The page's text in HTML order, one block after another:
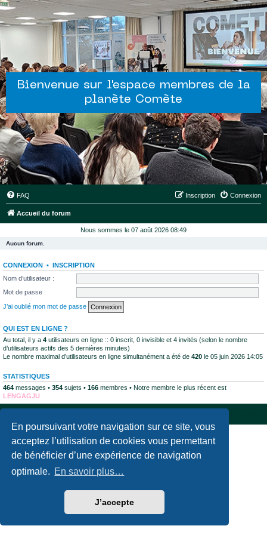
En poursuivant votre navigation sur ce site, vous
acceptez l’utilisation de cookies vous permettant
de bénéficier d’une expérience de navigation
optimale. En savoir plus…
J’accepte
Bienvenue sur l'espace membres de la
planète Comète
FAQ Connexion
Inscription
Accueil du forum
Nous sommes le 07 août 2026 08:49
Aucun forum.
CONNEXION • INSCRIPTION
Nom d’utilisateur :
Mot de passe :
J’ai oublié mon mot de passe
QUI EST EN LIGNE ?
Au total, il y a 4 utilisateurs en ligne :: 0 inscrit, 0 invisible et 4 invités (selon le nombre
d’utilisateurs actifs des 5 dernières minutes)
Le nombre maximal d’utilisateurs en ligne simultanément a été de 420 le 05 juin 2026 14:05
STATISTIQUES
464 messages • 354 sujets • 166 membres • Notre membre le plus récent est
LENGAGJU
Traduction française officielle© Qiaeru
Confidentialité|Conditions